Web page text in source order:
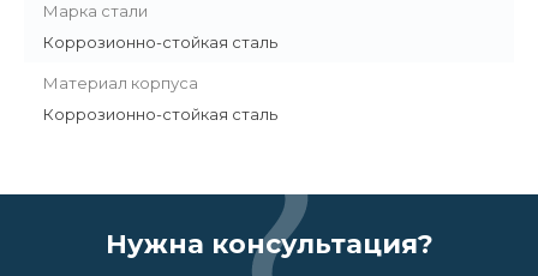
Марка стали
Коррозионно-стойкая сталь
Материал корпуса
Коррозионно-стойкая сталь
Нужна консультация?